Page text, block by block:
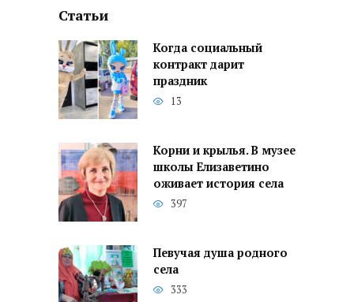
Статьи
Когда социальный
контракт дарит
праздник
13
Корни и крылья. В музее
школы Елизаветино
оживает история села
397
Певучая душа родного
села
333